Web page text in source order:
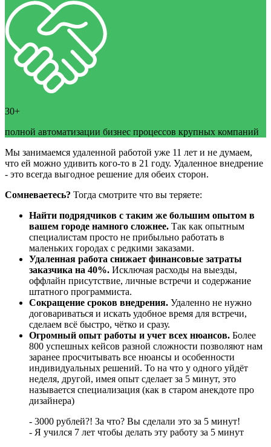
30+
полной автоматизации бизнес процессов крупных компаний
Мы занимаемся удаленной работой уже 11 лет и не думаем,
что ей можно удивить кого-то в 21 году. Удаленное внедрение
- это всегда выгодное решение для обеих сторон.
Сомневаетесь? Тогда смотрите что вы теряете:
Найти подрядчиков с таким же большим опытом в
вашем городе намного сложнее. Так как опытным
специалистам просто не прибыльно работать в
маленьких городах с редкими заказами.
Удаленная работа снижает финансовые затраты
заказчика на 40%. Исключая расходы на выезды,
оффлайн присутствие, личные встречи и содержание
штатного программиста.
Сокращение сроков внедрения. Удаленно не нужно
договариваться и искать удобное время для встречи,
сделаем всё быстро, чётко и сразу.
Огромный опыт работы и учет всех нюансов. Более
800 успешных кейсов разной сложности позволяют нам
заранее просчитывать все нюансы и особенности
индивидуальных решений. То на что у одного уйдёт
неделя, другой, имея опыт сделает за 5 минут, это
называется специализация (как в старом анекдоте про
дизайнера)
- 3000 рублей?! За что? Вы сделали это за 5 минут!
- Я учился 7 лет чтобы делать эту работу за 5 минут